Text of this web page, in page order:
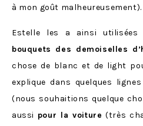
à mon goût malheureusement).
Estelle les a ainsi
bouquets des demoiselles
chose de blanc et de light
explique dans quelques lignes
(nous souhaitions quelque
aussi pour la voiture (très